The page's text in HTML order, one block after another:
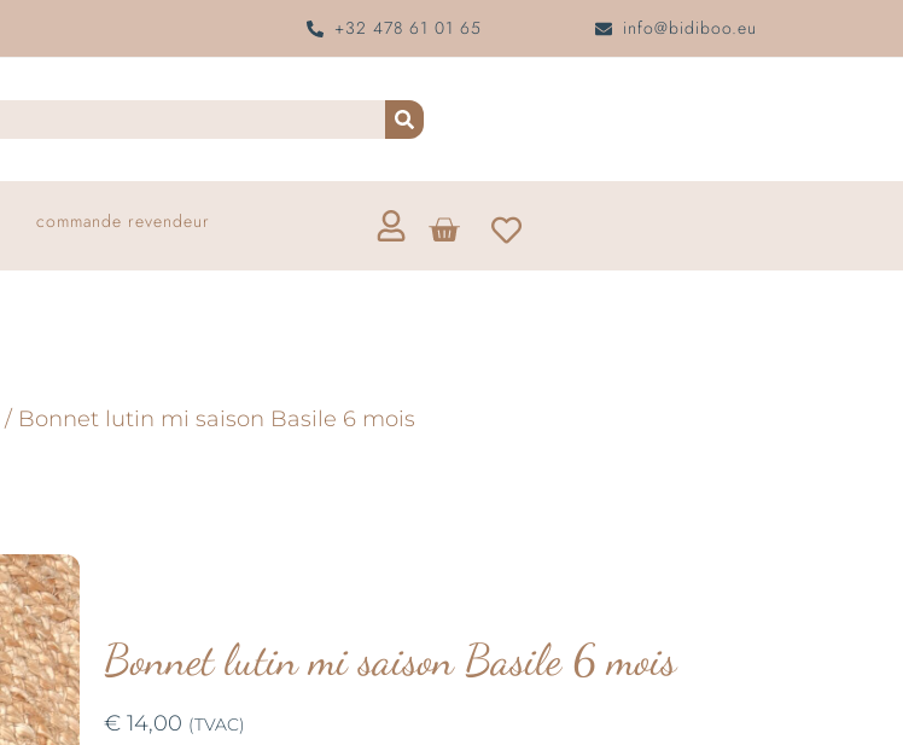
+32 478 61 01 65 info@bidiboo.eu
commande revendeur
/ Bonnet lutin mi saison Basile 6 mois
Bonnet lutin mi saison Basile 6 mois
€ 14,00 (TVAC)